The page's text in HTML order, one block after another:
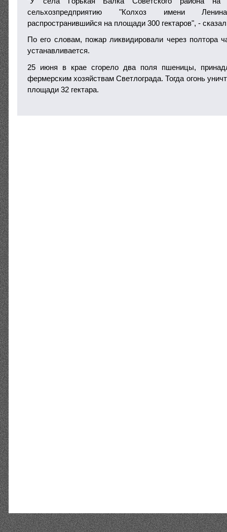
сельхозпредприятию "Колхоз имени
распространившийся на площади 300 гектаров", -
По его словам, пожар ликвидировали через полтора
устанавливается.
25 июня в крае сгорело два поля пшеницы,
фермерским хозяйствам Светлограда. Тогда огонь
площади 32 гектара.